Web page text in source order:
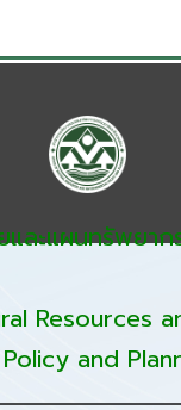
ละแผนทรัพยาก
Resources
and